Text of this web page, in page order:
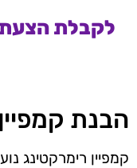
לקבלת הצעת
הבנת
קמפיין רימרקטינג